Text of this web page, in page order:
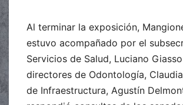
Al terminar la exposición,
estuvo acompañado por el
Servicios de Salud, Luciano
directores de Odontología,
de Infraestructura, Agustín